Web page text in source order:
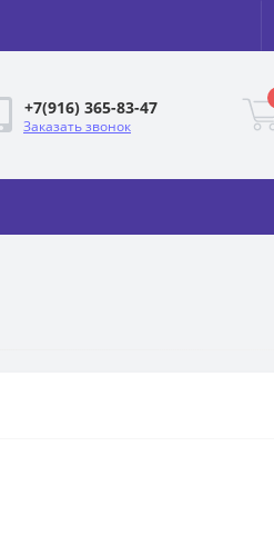
+7(916) 365-83-47
Заказать звонок